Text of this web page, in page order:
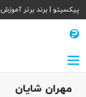
پیکسیتو | برند برتر آموزش
مهران شایان